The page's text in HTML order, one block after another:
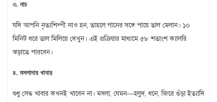
৩. নাচ
যদি আপনি নৃত্যশিল্পী নাও হন, তাহলে গানের সঙ্গে পায়ে তাল মেলান। ১০
মিনিট ধরে তাল মিলিয়ে দেখুন। এই প্রক্রিয়ার মাধ্যমে ৫৮ শতাংশ ক্যালরি
ঝড়াতে পারবেন।
৪. মসলাদার খাবার
শুধু সেদ্ধ খাবার কখনই খাবেন না। মসলা, যেমন—হলুদ, ধনে, জিরে গুঁড়া ইত্যাদি